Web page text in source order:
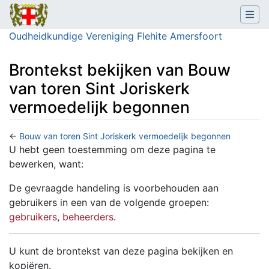
Oudheidkundige Vereniging Flehite Amersfoort
Brontekst bekijken van Bouw
van toren Sint Joriskerk
vermoedelijk begonnen
← Bouw van toren Sint Joriskerk vermoedelijk begonnen
Ga naar:navigatie,zoeken
U hebt geen toestemming om deze pagina te
bewerken, want:
De gevraagde handeling is voorbehouden aan
gebruikers in een van de volgende groepen:
gebruikers, beheerders.
U kunt de brontekst van deze pagina bekijken en
kopiëren.